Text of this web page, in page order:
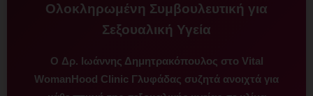
Ολοκληρωμένη Συμβουλευτική για
Σεξουαλική Υγεία
Ο Δρ. Ιωάννης Δημητρακόπουλος στο Vital
WomanHood Clinic Γλυφάδας συζητά ανοιχτά για